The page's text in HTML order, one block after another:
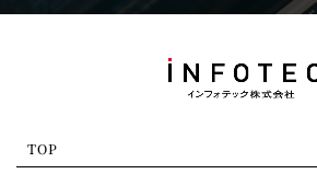
TOP